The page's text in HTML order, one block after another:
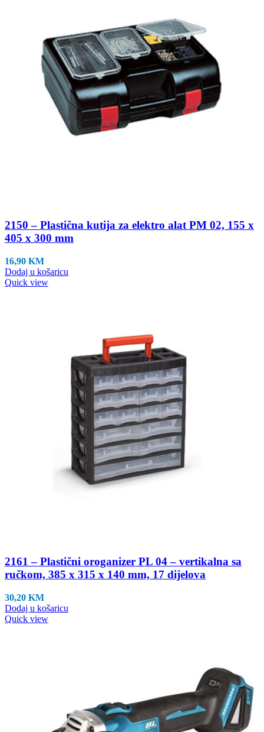
2150 – Plastična kutija za elektro alat PM 02, 155 x
405 x 300 mm
16,90 KM
Dodaj u košaricu
Quick view
2161 – Plastični oroganizer PL 04 – vertikalna sa
ručkom, 385 x 315 x 140 mm, 17 dijelova
30,20 KM
Dodaj u košaricu
Quick view